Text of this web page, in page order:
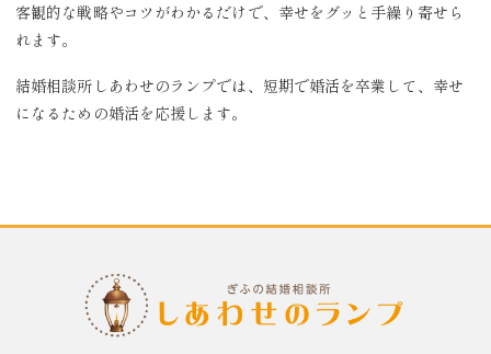
客観的な戦略やコツがわかるだけで、幸せをグッと手繰り寄せら
れます。
結婚相談所しあわせのランプでは、短期で婚活を卒業して、幸せ
になるための婚活を応援します。